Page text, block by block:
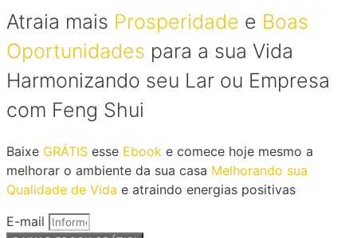
Atraia mais Prosperidade e Boas
Oportunidades para a sua Vida
Harmonizando seu Lar ou Empresa
com Feng Shui
Baixe GRÁTIS esse Ebook e comece hoje mesmo a
melhorar o ambiente da sua casa Melhorando sua
Qualidade de Vida e atraindo energias positivas
E-mail